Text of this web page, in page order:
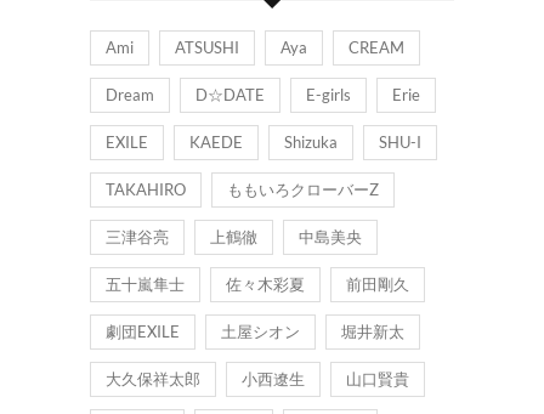
Ami ATSUSHI Aya CREAM
Dream D☆DATE E-girls Erie
EXILE KAEDE Shizuka SHU-I
TAKAHIRO ももいろクローバーZ
三津谷亮 上鶴徹 中島美央
五十嵐隼士 佐々木彩夏 前田剛久
劇団EXILE 土屋シオン 堀井新太
大久保祥太郎 小西遼生 山口賢貴